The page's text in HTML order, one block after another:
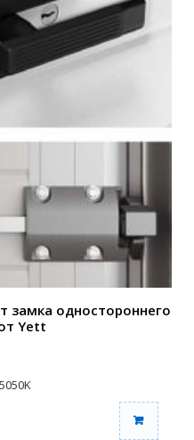
замка одностороннего
Yett